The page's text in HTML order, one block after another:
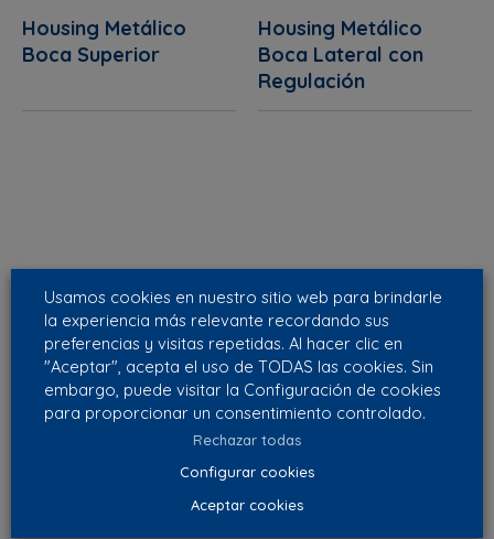
Housing Metálico
Boca Superior
Housing Metálico
Boca Lateral con
Regulación
Housing Plástico Difusores y rejillas
Usamos cookies en nuestro sitio web para brindarle
la experiencia más relevante recordando sus
preferencias y visitas repetidas. Al hacer clic en
"Aceptar", acepta el uso de TODAS las cookies. Sin
embargo, puede visitar la Configuración de cookies
para proporcionar un consentimiento controlado.
Rechazar todas
Configurar cookies
Aceptar cookies